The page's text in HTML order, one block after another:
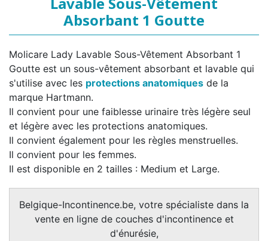
Absorbant 1 Goutte
Molicare Lady Lavable Sous-Vêtement Absorbant 1
Goutte est un sous-vêtement absorbant et lavable qui
s'utilise avec les protections anatomiques de la
marque Hartmann.
Il convient pour une faiblesse urinaire très légère seul
et légère avec les protections anatomiques.
Il convient également pour les règles menstruelles.
Il convient pour les femmes.
Il est disponible en 2 tailles : Medium et Large.
Belgique-Incontinence.be, votre spécialiste dans la
vente en ligne de couches d'incontinence et
d'énurésie,